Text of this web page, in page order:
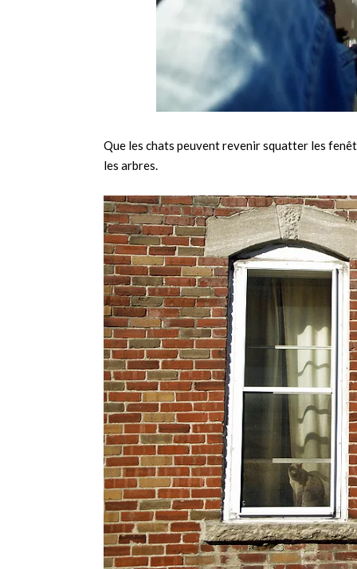
Que les chats peuvent revenir squatter les
les arbres.